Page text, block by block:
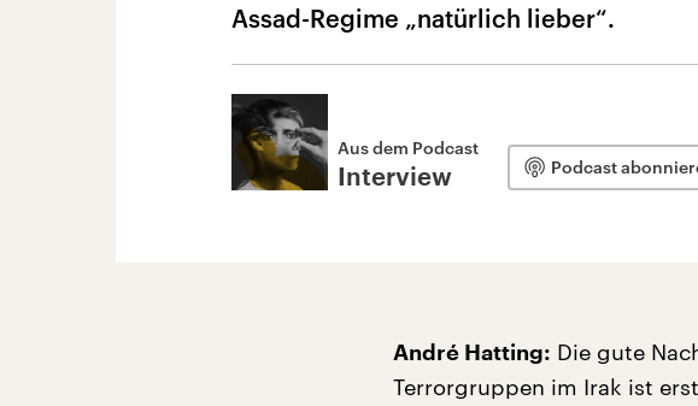
Assad-Regime „natürlich lieber“.
Aus dem Podcast
Interview Podcast
André Hatting: Die gute
Terrorgruppen im Irak ist